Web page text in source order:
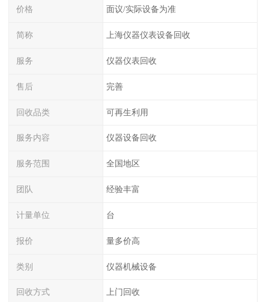
价格 面议/实际设备为准
简称 上海仪器仪表设备回收
服务 仪器仪表回收
售后 完善
回收品类 可再生利用
服务内容 仪器设备回收
服务范围 全国地区
团队 经验丰富
计量单位 台
报价 量多价高
类别 仪器机械设备
回收方式 上门回收